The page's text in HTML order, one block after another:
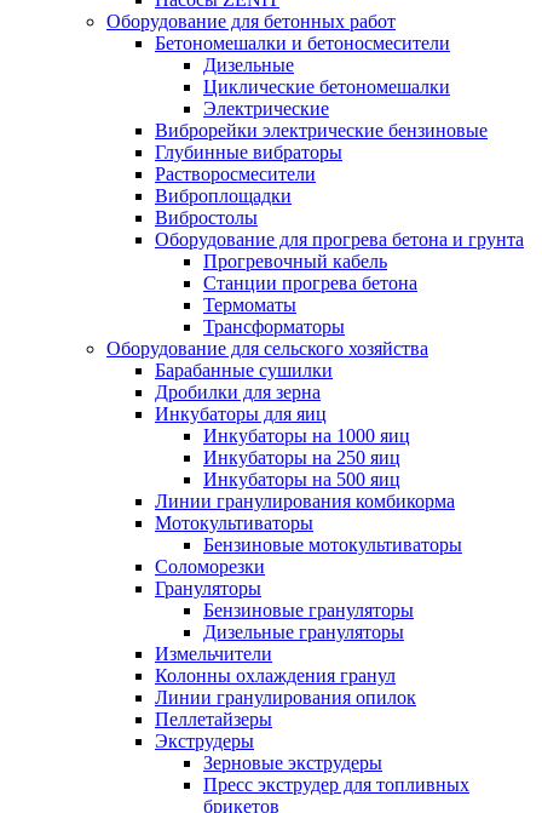
Оборудование для бетонных работ
Бетономешалки и бетоносмесители
Дизельные
Циклические бетономешалки
Электрические
Виброрейки электрические бензиновые
Глубинные вибраторы
Растворосмесители
Виброплощадки
Вибростолы
Оборудование для прогрева бетона и грунта
Прогревочный кабель
Станции прогрева бетона
Термоматы
Трансформаторы
Оборудование для сельского хозяйства
Барабанные сушилки
Дробилки для зерна
Инкубаторы для яиц
Инкубаторы на 1000 яиц
Инкубаторы на 250 яиц
Инкубаторы на 500 яиц
Линии гранулирования комбикорма
Мотокультиваторы
Бензиновые мотокультиваторы
Соломорезки
Грануляторы
Бензиновые грануляторы
Дизельные грануляторы
Измельчители
Колонны охлаждения гранул
Линии гранулирования опилок
Пеллетайзеры
Экструдеры
Зерновые экструдеры
Пресс экструдер для топливных
брикетов